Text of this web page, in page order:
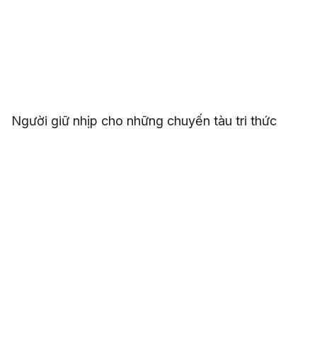
Người giữ nhịp cho những chuyến tàu tri thức